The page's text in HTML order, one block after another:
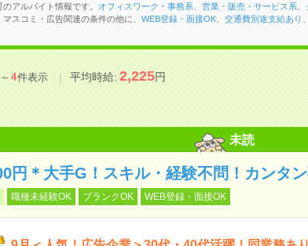
のアルバイト情報です。 オフィスワーク・事務系 営業・販売・サービス系
マスコミ・広告関連の条件の他に、 WEB登録・面接OK、 交通費別途支給あり
～4件表示 平均時給:2,225円
未読
円＊大手G！スキル・経験不問！カンタ
職種未経験OK ブランクOK WEB登録・面接OK